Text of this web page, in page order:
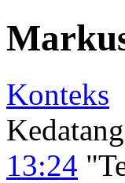
Konteks
13:24